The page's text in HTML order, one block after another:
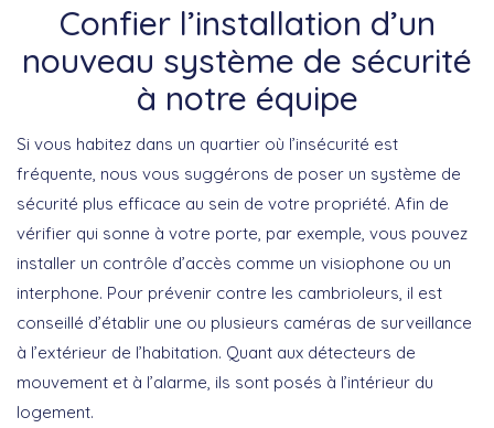
Confier l’installation d’un
nouveau système de sécurité
à notre équipe
Si vous habitez dans un quartier où l’insécurité est
fréquente, nous vous suggérons de poser un système de
sécurité plus efficace au sein de votre propriété. Afin de
vérifier qui sonne à votre porte, par exemple, vous pouvez
installer un contrôle d’accès comme un visiophone ou un
interphone. Pour prévenir contre les cambrioleurs, il est
conseillé d’établir une ou plusieurs caméras de surveillance
à l’extérieur de l’habitation. Quant aux détecteurs de
mouvement et à l’alarme, ils sont posés à l’intérieur du
logement.